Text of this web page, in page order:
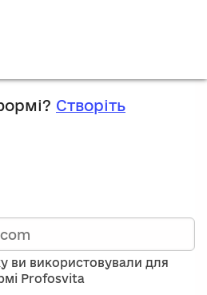
Створіть
ви використовували для
Profosvita